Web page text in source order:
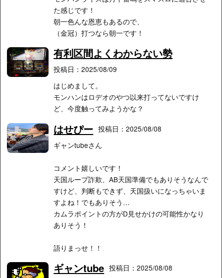
た感じです！
朝一色んな恩恵もあるので、
（金冠）打つなら朝一です！
有利区間よくわからない勢
投稿日：2025/08/09
はじめまして。
モンハンはロデオのやつ以来打ってないですけ
ど、今度触ってみようかな？
はせぴー 投稿日：2025/08/08
ギャンtubeさん
コメント嬉しいです！
天国ループ詐欺、AB天国準備でもありそうなんで
すけど、判断もできず、天国扱いになっちゃいま
すよね！でもありそう…
カムラポイントの方がD見せかけの可能性かなり
ありそう！
語りまっせ！！
ギャンtube 投稿日：2025/08/08